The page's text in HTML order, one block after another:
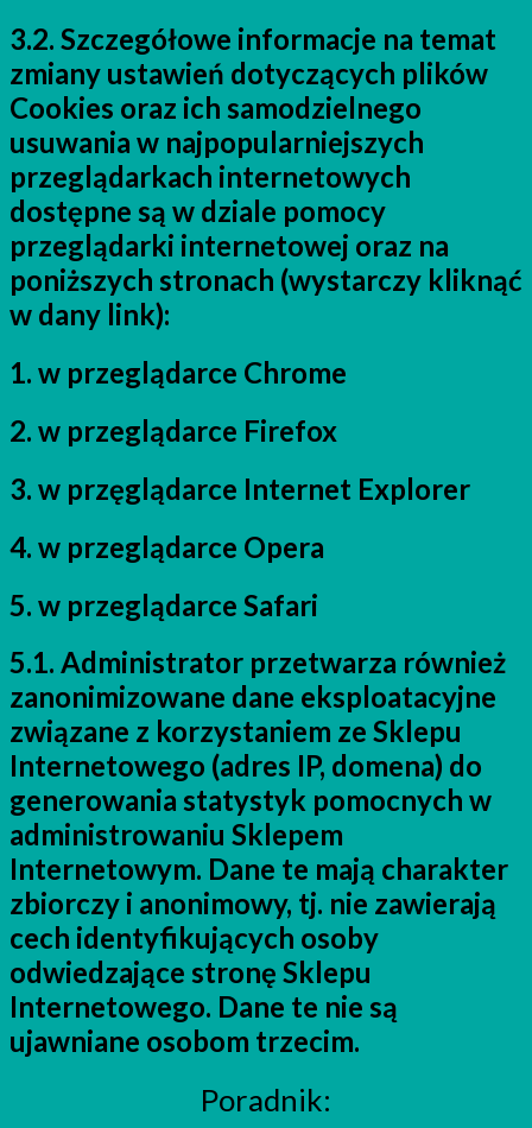
3.2. Szczegółowe informacje na temat
zmiany ustawień dotyczących plików
Cookies oraz ich samodzielnego
usuwania w najpopularniejszych
przeglądarkach internetowych
dostępne są w dziale pomocy
przeglądarki internetowej oraz na
poniższych stronach (wystarczy kliknąć
w dany link):
1. w przeglądarce Chrome
2. w przeglądarce Firefox
3. w przęglądarce Internet Explorer
4. w przeglądarce Opera
5. w przeglądarce Safari
5.1. Administrator przetwarza również
zanonimizowane dane eksploatacyjne
związane z korzystaniem ze Sklepu
Internetowego (adres IP, domena) do
generowania statystyk pomocnych w
administrowaniu Sklepem
Internetowym. Dane te mają charakter
zbiorczy i anonimowy, tj. nie zawierają
cech identyfikujących osoby
odwiedzające stronę Sklepu
Internetowego. Dane te nie są
ujawniane osobom trzecim.
Poradnik: